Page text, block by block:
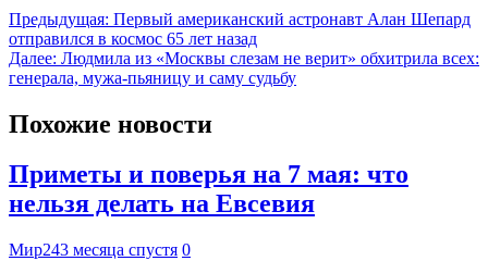
Предыдущая: Первый американский астронавт Алан Шепард
отправился в космос 65 лет назад
Далее: Людмила из «Москвы слезам не верит» обхитрила всех:
генерала, мужа-пьяницу и саму судьбу
Похожие новости
Приметы и поверья на 7 мая: что
нельзя делать на Евсевия
Мир243 месяца спустя 0